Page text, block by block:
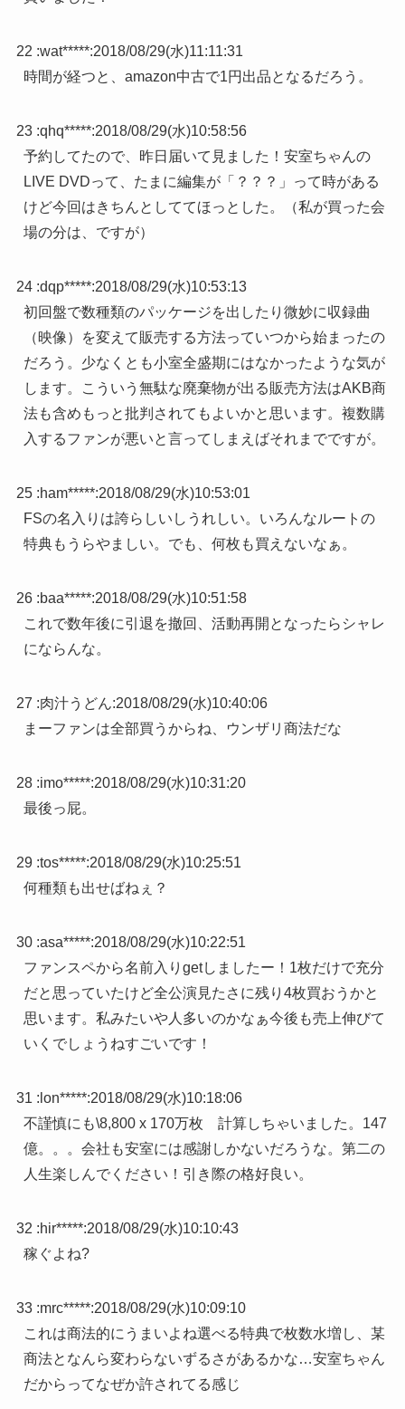
22 :wat*****:2018/08/29(水)11:11:31
時間が経つと、amazon中古で1円出品となるだろう。
23 :qhq*****:2018/08/29(水)10:58:56
予約してたので、昨日届いて見ました！安室ちゃんの
LIVE DVDって、たまに編集が「？？？」って時がある
けど今回はきちんとしててほっとした。（私が買った会
場の分は、ですが）
24 :dqp*****:2018/08/29(水)10:53:13
初回盤で数種類のパッケージを出したり微妙に収録曲
（映像）を変えて販売する方法っていつから始まったの
だろう。少なくとも小室全盛期にはなかったような気が
します。こういう無駄な廃棄物が出る販売方法はAKB商
法も含めもっと批判されてもよいかと思います。複数購
入するファンが悪いと言ってしまえばそれまでですが。
25 :ham*****:2018/08/29(水)10:53:01
FSの名入りは誇らしいしうれしい。いろんなルートの
特典もうらやましい。でも、何枚も買えないなぁ。
26 :baa*****:2018/08/29(水)10:51:58
これで数年後に引退を撤回、活動再開となったらシャレ
にならんな。
27 :肉汁うどん:2018/08/29(水)10:40:06
まーファンは全部買うからね、ウンザリ商法だな
28 :imo*****:2018/08/29(水)10:31:20
最後っ屁。
29 :tos*****:2018/08/29(水)10:25:51
何種類も出せばねぇ？
30 :asa*****:2018/08/29(水)10:22:51
ファンスペから名前入りgetしましたー！1枚だけで充分
だと思っていたけど全公演見たさに残り4枚買おうかと
思います。私みたいや人多いのかなぁ今後も売上伸びて
いくでしょうねすごいです！
31 : lon*****:2018/08/29(水)10:18:06
不謹慎にも\8,800 x 170万枚 計算しちゃいました。147
億。。。会社も安室には感謝しかないだろうな。第二の
人生楽しんでください！引き際の格好良い。
32 :hir*****:2018/08/29(水)10:10:43
稼ぐよね?
33 :mrc*****:2018/08/29(水)10:09:10
これは商法的にうまいよね選べる特典で枚数水増し、某
商法となんら変わらないずるさがあるかな…安室ちゃん
だからってなぜか許されてる感じ